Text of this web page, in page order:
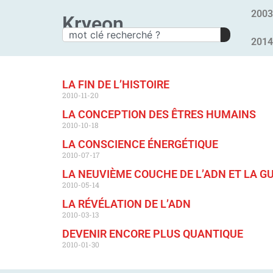
Kryeon 2003
2014
LA FIN DE L’HISTOIRE
2010-11-20
LA CONCEPTION DES ÊTRES HUMAINS
2010-10-18
LA CONSCIENCE ÉNERGÉTIQUE
2010-07-17
LA NEUVIÈME COUCHE DE L’ADN ET LA
2010-05-14
LA RÉVÉLATION DE L’ADN
2010-03-13
DEVENIR ENCORE PLUS QUANTIQUE
2010-01-30